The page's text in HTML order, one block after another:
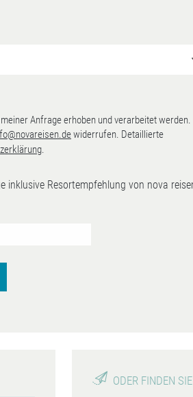
Anfrage erhoben und verarbeitet werden.
widerrufen. Detaillierte
.
inklusive Resortempfehlung von nova
ODER FINDEN